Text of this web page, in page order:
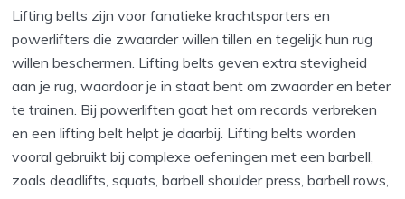
Lifting belts zijn voor fanatieke krachtsporters en
powerlifters die zwaarder willen tillen en tegelijk hun rug
willen beschermen. Lifting belts geven extra stevigheid
aan je rug, waardoor je in staat bent om zwaarder en beter
te trainen. Bij powerliften gaat het om records verbreken
en een lifting belt helpt je daarbij. Lifting belts worden
vooral gebruikt bij complexe oefeningen met een barbell,
zoals deadlifts, squats, barbell shoulder press, barbell rows,